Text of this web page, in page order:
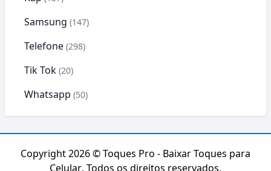
Samsung (147)
Telefone (298)
Tik Tok (20)
Whatsapp (50)
Copyright 2026 ©Toques Pro - Baixar Toques para
Celular. Todos os direitos reservados.